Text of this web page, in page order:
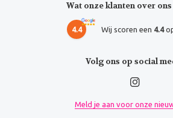
Wat onze klanten over
4.4 Wij scoren een 4.4
Volg ons op social
Meld je aan voor onze